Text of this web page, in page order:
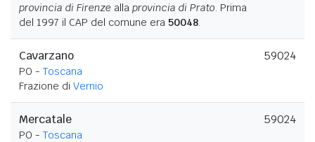
provincia di Firenze alla provincia di Prato. Prima
del 1997 il CAP del comune era 50048.
Cavarzano
PO - Toscana
Frazione di Vernio
59024
Mercatale
PO - Toscana
59024